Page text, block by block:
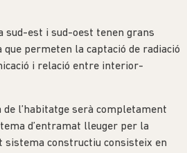
sud-est i sud-oest tenen grans
permeten la captació de radiació
i relació entre interior-
de l’habitatge serà completament
d’entramat lleuger per la
sistema constructiu consisteix en